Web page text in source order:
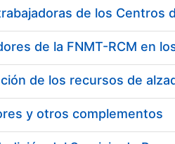
y otros complementos